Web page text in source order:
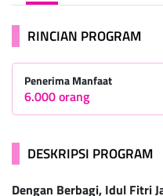
RINCIAN PROGRAM
Penerima Manfaat
6.000 orang
DESKRIPSI PROGRAM
Dengan Berbagi, Idul Fitri